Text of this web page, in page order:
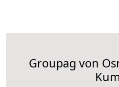
Groupag von